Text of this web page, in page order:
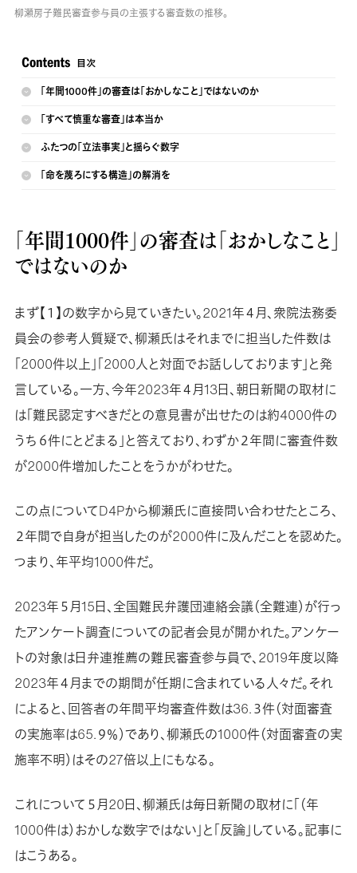
柳瀬房子難民審査参与員の主張する審査数の推移。
「年間1000件」の審査は「おかしなこと」ではないのか
「すべて慎重な審査」は本当か
ふたつの「立法事実」と揺らぐ数字
「命を蔑ろにする構造」の解消を
「年間1000件」の審査は「おかしなこと」
ではないのか
まず【１】の数字から見ていきたい。2021年４月、衆院法務委
員会の参考人質疑で、柳瀬氏はそれまでに担当した件数は
「2000件以上」「2000人と対面でお話ししております」と発
言している。一方、今年2023年４月13日、朝日新聞の取材に
は「難民認定すべきだとの意見書が出せたのは約4000件の
うち６件にとどまる」と答えており、わずか２年間に審査件数
が2000件増加したことをうかがわせた。
この点についてD4Pから柳瀬氏に直接問い合わせたところ、
２年間で自身が担当したのが2000件に及んだことを認めた。
つまり、年平均1000件だ。
2023年５月15日、全国難民弁護団連絡会議（全難連）が行っ
たアンケート調査についての記者会見が開かれた。アンケー
トの対象は日弁連推薦の難民審査参与員で、2019年度以降
2023年４月までの期間が任期に含まれている人々だ。それ
によると、回答者の年間平均審査件数は36.３件（対面審査
の実施率は65.９％）であり、柳瀬氏の1000件（対面審査の実
施率不明）はその27倍以上にもなる。
これについて５月20日、柳瀬氏は毎日新聞の取材に「（年
1000件は）おかしな数字ではない」と「反論」している。記事に
はこうある。